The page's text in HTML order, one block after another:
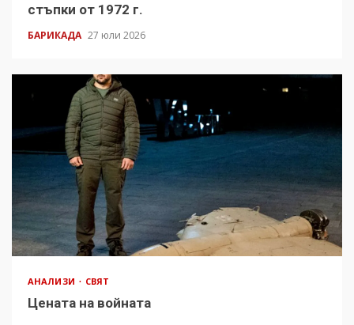
стъпки от 1972 г.
БАРИКАДА 27 юли 2026
АНАЛИЗИ СВЯТ
Цената на войната